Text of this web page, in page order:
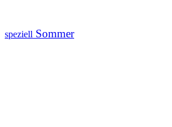
speziell Sommer